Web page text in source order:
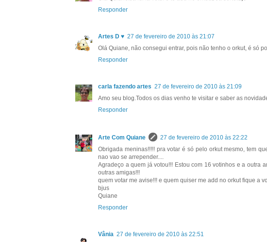
Responder
Artes D ♥ 27 de fevereiro de 2010 às 21:07
Olá Quiane, não consegui entrar, pois não tenho o orkut, é só
Responder
carla fazendo artes 27 de fevereiro de 2010 às 21:09
Amo seu blog.Todos os dias venho te visitar e saber as
Responder
Arte Com Quiane
27 de fevereiro de 2010 às 22:22
Obrigada meninas!!!!! pra votar é só pelo orkut mesmo, tem
nao vao se arrepender....
Agradeço a quem já votou!!! Estou com 16 votinhos e a outra
outras amigas!!!
quem votar me avise!!! e quem quiser me add no orkut fique a
bjus
Quiane
Responder
Vânia 27 de fevereiro de 2010 às 22:51